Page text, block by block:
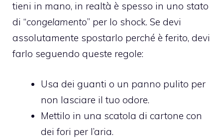
tieni in mano, in realtà è spesso in uno stato
di “congelamento” per lo shock. Se devi
assolutamente spostarlo perché è ferito, devi
farlo seguendo queste regole:
Usa dei guanti o un panno pulito per
non lasciare il tuo odore.
Mettilo in una scatola di cartone con
dei fori per l’aria.